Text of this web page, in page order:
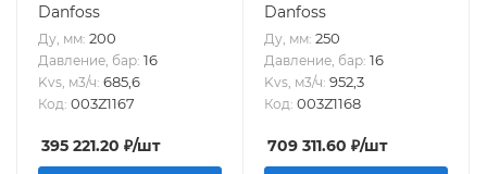
Danfoss
Ду, мм: 200
Давление, бар: 16
Kvs, м3/ч: 685,6
Код: 003Z1167
395 221.20 ₽/шт
Danfoss
Ду, мм: 250
Давление, бар: 16
Kvs, м3/ч: 952,3
Код: 003Z1168
709 311.60 ₽/шт